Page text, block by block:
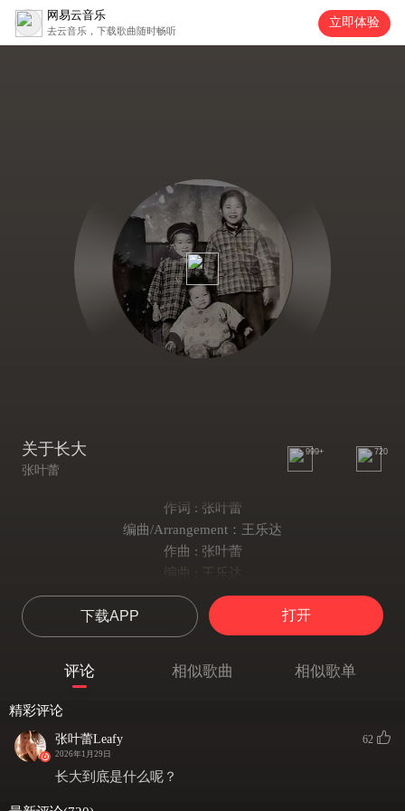
网易云音乐
去云音乐，下载歌曲随时畅听
立即体验
关于长大
张叶蕾
999+ 720
作词 : 张叶蕾
编曲/Arrangement：王乐达
作曲 : 张叶蕾
编曲 : 王乐达
制作人/Producer：王乐达
吉他/Guitar：李得Redd
贝斯/Bass：范振坤Kkk
配唱制作人/Vocal Producer：CC
人声录音工程师/Vocal Recording Engineer：CC
放学怎么不直接回家
下载APP 打开
评论 相似歌曲 相似歌单
精彩评论
张叶蕾Leafy
2026年1月29日
62
长大到底是什么呢？